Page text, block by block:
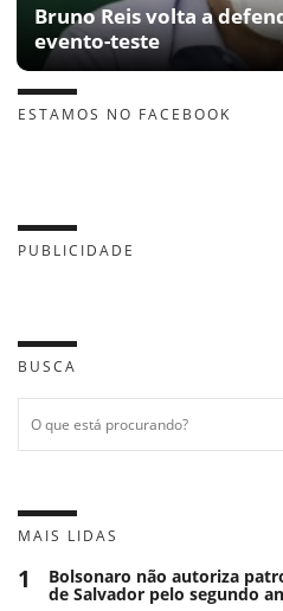
Bruno Reis volta a
evento-teste
ESTAMOS NO FACEBOOK
PUBLICIDADE
BUSCA
MAIS LIDAS
1 Bolsonaro não autoriza
de Salvador pelo segundo